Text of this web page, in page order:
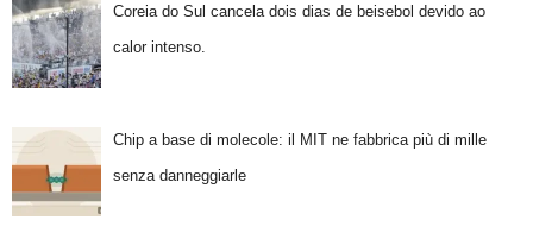
Coreia do Sul cancela dois dias de beisebol devido ao
calor intenso.
Chip a base di molecole: il MIT ne fabbrica più di mille
senza danneggiarle